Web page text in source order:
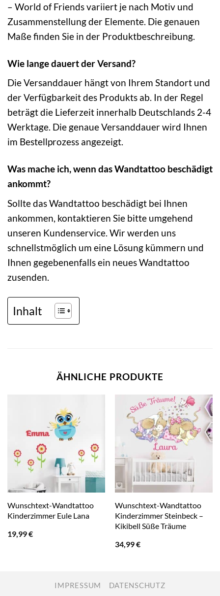
– World of Friends variiert je nach Motiv und
Zusammenstellung der Elemente. Die genauen
Maße finden Sie in der Produktbeschreibung.
Wie lange dauert der Versand?
Die Versanddauer hängt von Ihrem Standort und
der Verfügbarkeit des Produkts ab. In der Regel
beträgt die Lieferzeit innerhalb Deutschlands 2-4
Werktage. Die genaue Versanddauer wird Ihnen
im Bestellprozess angezeigt.
Was mache ich, wenn das Wandtattoo beschädigt
ankommt?
Sollte das Wandtattoo beschädigt bei Ihnen
ankommen, kontaktieren Sie bitte umgehend
unseren Kundenservice. Wir werden uns
schnellstmöglich um eine Lösung kümmern und
Ihnen gegebenenfalls ein neues Wandtattoo
zusenden.
Inhalt
ÄHNLICHE PRODUKTE
Wunschtext-Wandtattoo
Kinderzimmer Eule Lana
19,99€
Wunschtext-Wandtattoo
Kinderzimmer Steinbeck –
Kikibell Süße Träume
34,99€
IMPRESSUM DATENSCHUTZ